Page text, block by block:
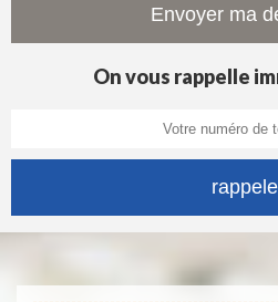
On vous rappelle